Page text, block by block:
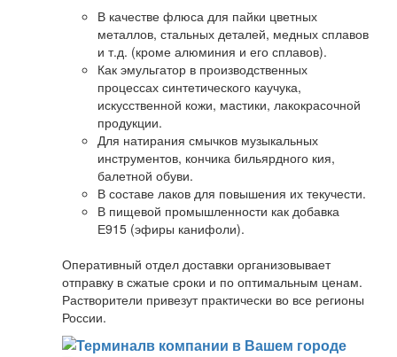
В качестве флюса для пайки цветных
металлов, стальных деталей, медных сплавов
и т.д. (кроме алюминия и его сплавов).
Как эмульгатор в производственных
процессах синтетического каучука,
искусственной кожи, мастики, лакокрасочной
продукции.
Для натирания смычков музыкальных
инструментов, кончика бильярдного кия,
балетной обуви.
В составе лаков для повышения их текучести.
В пищевой промышленности как добавка
Е915 (эфиры канифоли).
Оперативный отдел доставки организовывает
отправку в сжатые сроки и по оптимальным ценам.
Растворители привезут практически во все регионы
России.